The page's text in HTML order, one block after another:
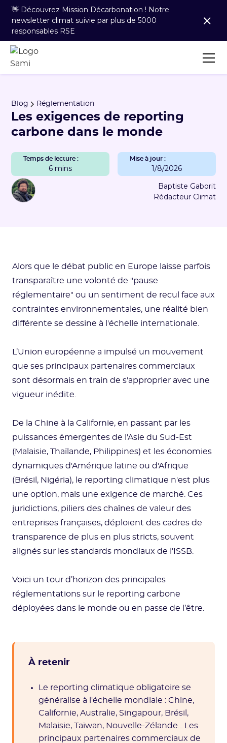
👋 Découvrez Mission Décarbonation ! Notre
newsletter climat suivie par plus de 5000
responsables RSE
Blog Réglementation
Les exigences de reporting
carbone dans le monde
Temps de lecture :
6 mins
Mise à jour :
1/8/2026
Baptiste Gaborit
Rédacteur Climat
Alors que le débat public en Europe laisse parfois
transparaître une volonté de "pause
réglementaire" ou un sentiment de recul face aux
contraintes environnementales, une réalité bien
différente se dessine à l'échelle internationale.
L’Union européenne a impulsé un mouvement
que ses principaux partenaires commerciaux
sont désormais en train de s'approprier avec une
vigueur inédite.
De la Chine à la Californie, en passant par les
puissances émergentes de l'Asie du Sud-Est
(Malaisie, Thaïlande, Philippines) et les économies
dynamiques d'Amérique latine ou d'Afrique
(Brésil, Nigéria), le reporting climatique n'est plus
une option, mais une exigence de marché. Ces
juridictions, piliers des chaînes de valeur des
entreprises françaises, déploient des cadres de
transparence de plus en plus stricts, souvent
alignés sur les standards mondiaux de l'ISSB.
Voici un tour d’horizon des principales
réglementations sur le reporting carbone
déployées dans le monde ou en passe de l’être.
À retenir
Le reporting climatique obligatoire se
généralise à l'échelle mondiale : Chine,
Californie, Australie, Singapour, Brésil,
Malaisie, Taïwan, Nouvelle-Zélande... Les
principaux partenaires commerciaux de